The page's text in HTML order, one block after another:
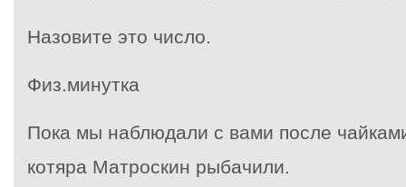
Назовите это число.
Физ.минутка
Пока мы наблюдали с вами после
котяра Матроскин рыбачили.